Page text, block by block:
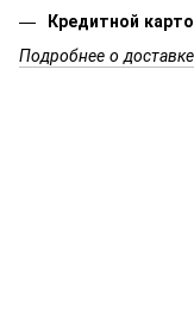
Кредитной
Подробнее о доставке